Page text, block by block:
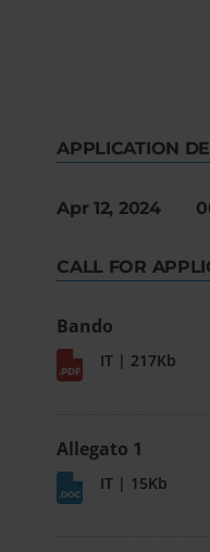
APPLICATION
Apr 12, 2024
CALL FOR
Bando
IT | 217Kb
Allegato 1
IT | 15Kb